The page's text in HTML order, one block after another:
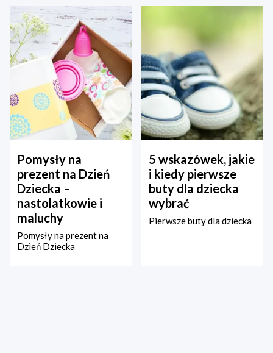
Pomysły na
prezent na Dzień
Dziecka –
nastolatkowie i
maluchy
Pomysły na prezent na
Dzień Dziecka
5 wskazówek, jakie
i kiedy pierwsze
buty dla dziecka
wybrać
Pierwsze buty dla dziecka